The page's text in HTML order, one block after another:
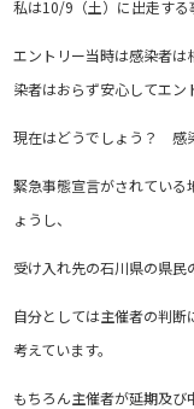
私は10/9（土）に出走する
エントリー当時は感染者
染者はおらず安心してエン
現在はどうでしょう？ 感
緊急事態宣言がされている
ょうし、
受け入れ先の石川県の県民
自分としては主催者の判断
考えています。
もちろん主催者が延期及び